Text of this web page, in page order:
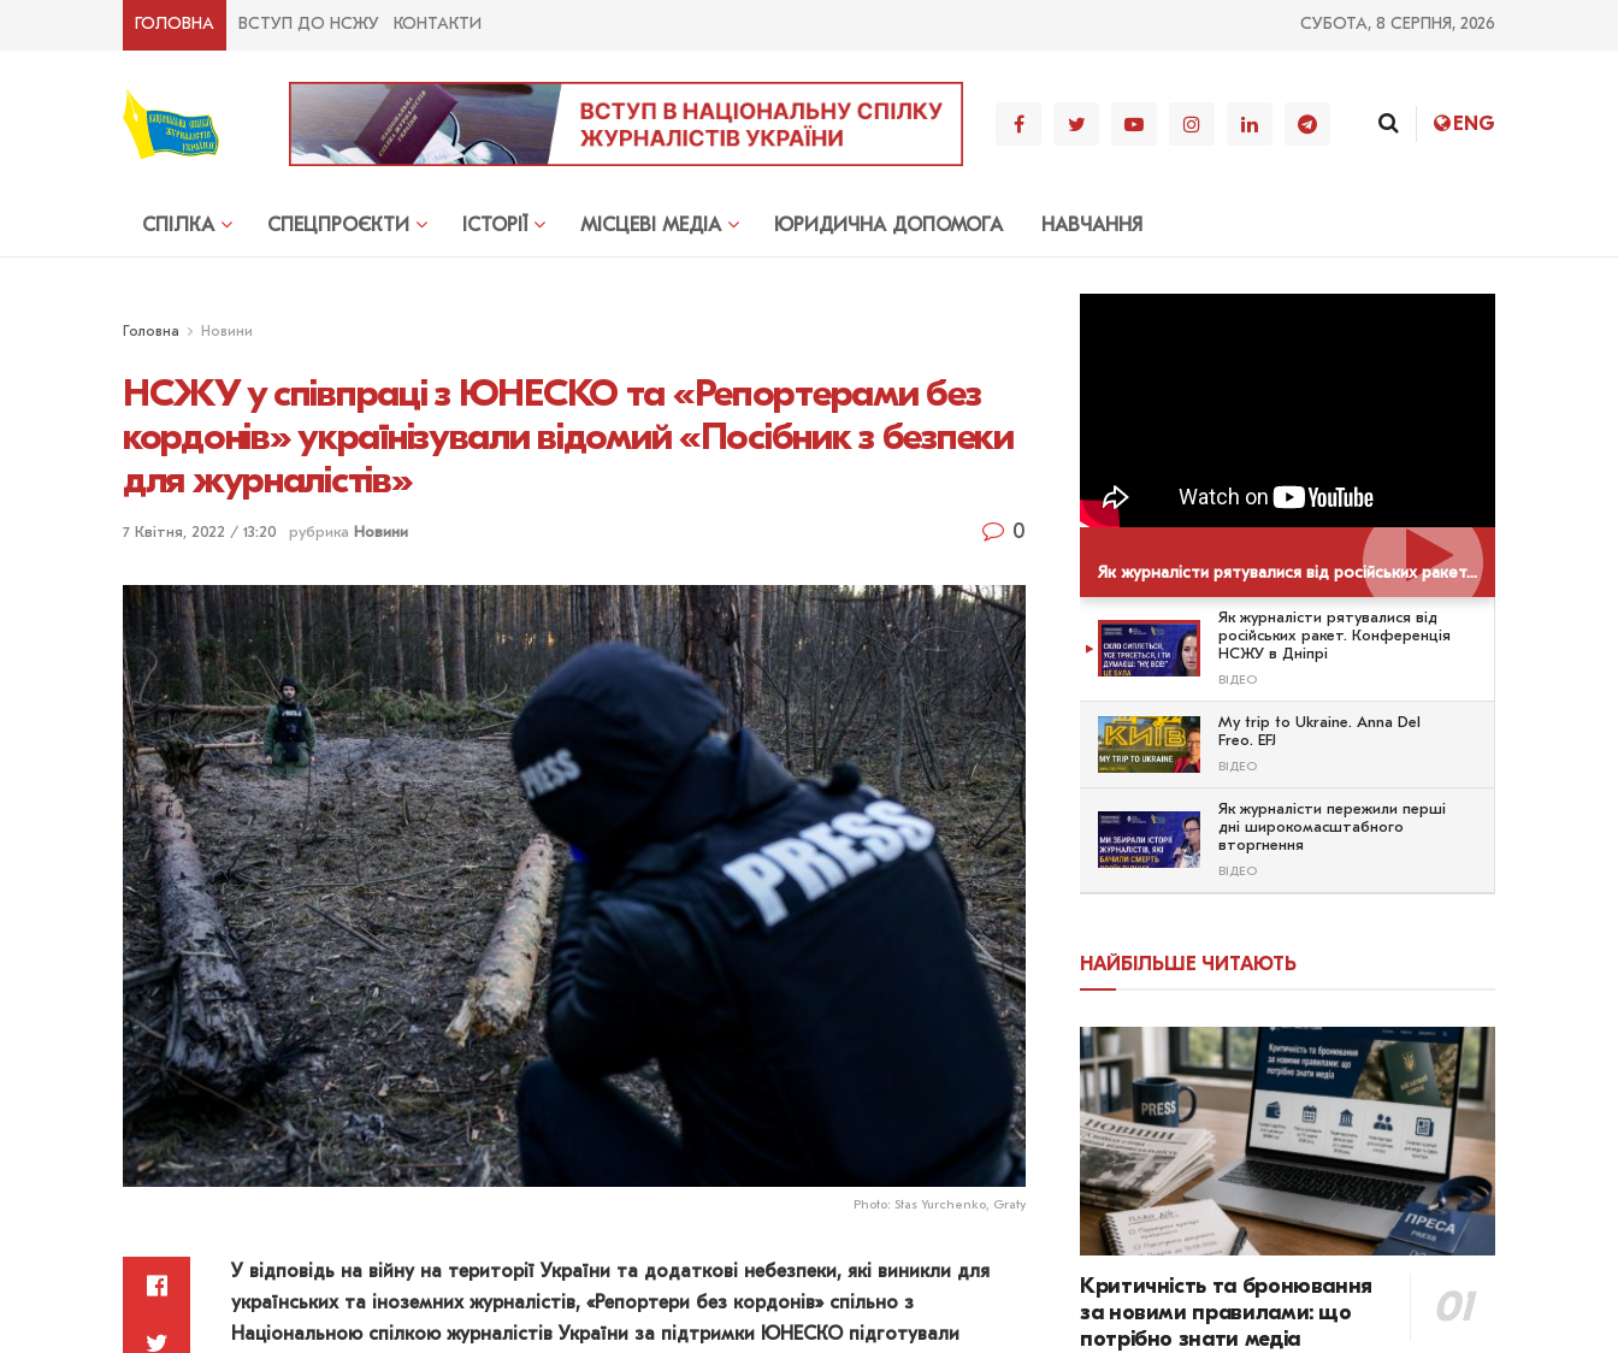
ГОЛОВНА ВСТУП ДО НСЖУ КОНТАКТИ СУБОТА, 8 СЕРПНЯ, 2026
ENG
СПІЛКА СПЕЦПРОЄКТИ ІСТОРІЇ МIСЦЕВI МЕДIА ЮРИДИЧНА ДОПОМОГА НАВЧАННЯ
Головна Новини
НСЖУ у співпраці з ЮНЕСКО та «Репортерами без
кордонів» українізували відомий «Посібник з безпеки
для журналістів»
7 Квітня, 2022 / 13:20 рубрика Новини 0
Photo: Stas Yurchenko, Graty
У відповідь на війну на території України та додаткові небезпеки, які виникли для
українських та іноземних журналістів, «Репортери без кордонів» спільно з
Національною спілкою журналістів України за підтримки ЮНЕСКО підготували
Як журналісти рятувалися від російських ракет. Конференція НСЖУ в Дніпрі
Як журналісти рятувалися від
російських ракет. Конференція
НСЖУ в Дніпрі
ВІДЕО
My trip to Ukraine. Anna Del
Freo. EFJ
ВІДЕО
Як журналісти пережили перші
дні широкомасштабного
вторгнення
ВІДЕО
НАЙБІЛЬШЕ ЧИТАЮТЬ
Критичність та бронювання
за новими правилами: що
потрібно знати медіа